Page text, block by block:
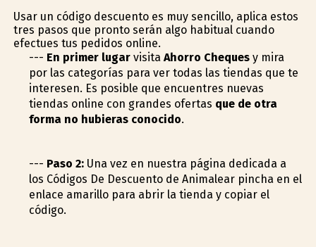
Usar un código descuento es muy sencillo, aplica estos
tres pasos que pronto serán algo habitual cuando
efectues tus pedidos online.
--- En primer lugarvisita Ahorro Chequesy mira
por las categorías para ver todas las tiendas que te
interesen. Es posible que encuentres nuevas
tiendas online con grandes ofertas que de otra
forma no hubieras conocido.
--- Paso 2:Una vez en nuestra página dedicada a
los Códigos De Descuento de Animalear pincha en el
enlace amarillo para abrir la tienda y copiar el
código.